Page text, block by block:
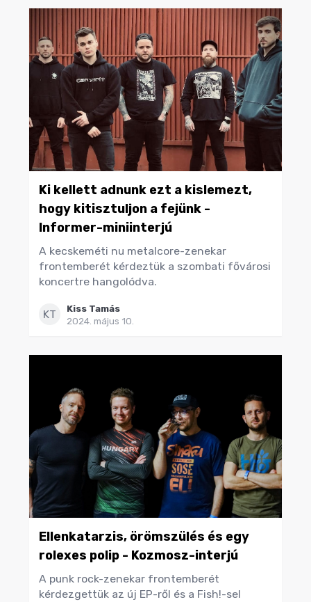
Ki kellett adnunk ezt a kislemezt,
hogy kitisztuljon a fejünk -
Informer-miniinterjú
A kecskeméti nu metalcore-zenekar
frontemberét kérdeztük a szombati fővárosi
koncertre hangolódva.
KT
Kiss Tamás
2024. május 10.
Ellenkatarzis, örömszülés és egy
rolexes polip - Kozmosz-interjú
A punk rock-zenekar frontemberét
kérdezgettük az új EP-ről és a Fish!-sel